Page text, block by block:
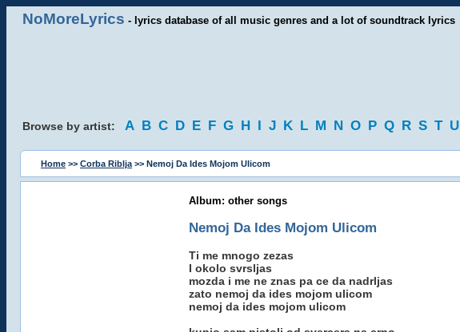
NoMoreLyrics - lyrics database of all music genres and a lot of soundtrack lyrics
Browse by artist: A B C D E F G H I J K L M N O P Q R S T U
Home >> Corba Riblja >> Nemoj Da Ides Mojom Ulicom
Album: other songs
Nemoj Da Ides Mojom Ulicom
Ti me mnogo zezas
I okolo svrsljas
mozda i me ne znas pa ce da nadrljas
zato nemoj da ides mojom ulicom
nemoj da ides mojom ulicom